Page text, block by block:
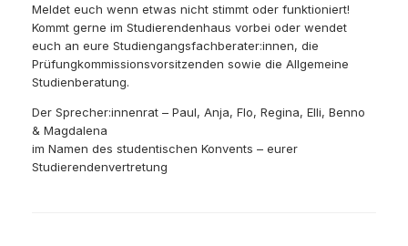
Meldet euch wenn etwas nicht stimmt oder funktioniert!
Kommt gerne im Studierendenhaus vorbei oder wendet
euch an eure Studiengangsfachberater:innen, die
Prüfungkommissionsvorsitzenden sowie die Allgemeine
Studienberatung.
Der Sprecher:innenrat – Paul, Anja, Flo, Regina, Elli, Benno
& Magdalena
im Namen des studentischen Konvents – eurer
Studierendenvertretung